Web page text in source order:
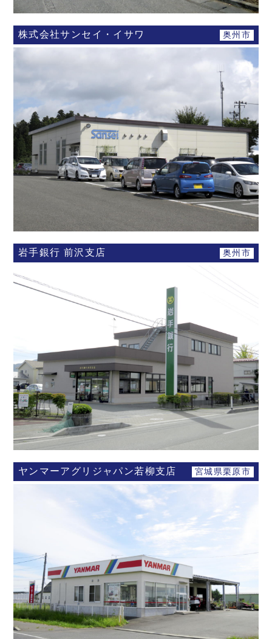
奥州市
株式会社サンセイ・イサワ
奥州市
岩手銀行 前沢支店
宮城県栗原市
ヤンマーアグリジャパン若柳支店